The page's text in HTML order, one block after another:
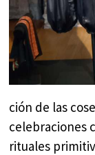
ción de las
celebraciones
rituales